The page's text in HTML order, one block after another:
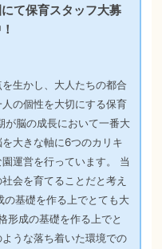
て保育スタッフ大募
生かし、大人たちの都合
の個性を大切にする保育
が脳の成長において一番大
大きな軸に6つのカリキ
運営を行っています。 当
会を育てることだと考え
基礎を作る上でとても大
形成の基礎を作る上でと
うな落ち着いた環境での